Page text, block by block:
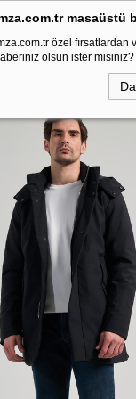
masaüstü
özel
olsun ister misiniz?
Standart Fit